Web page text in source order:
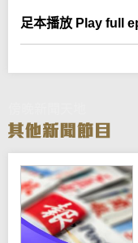
足本播放 Play full